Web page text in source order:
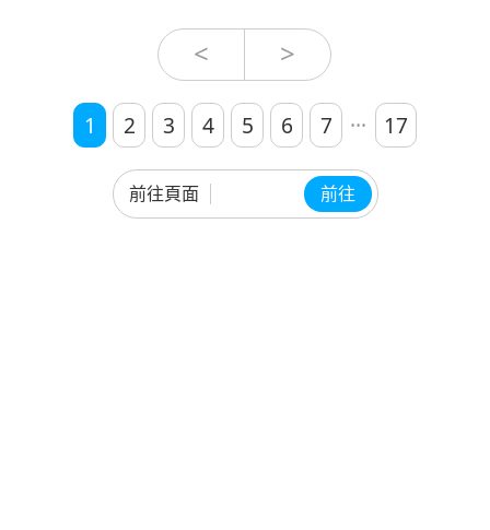
< >
1 2 3 4 5 6 7 ... 17
前往頁面 前往